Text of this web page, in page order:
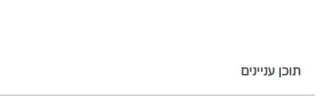
תוכן עניינים